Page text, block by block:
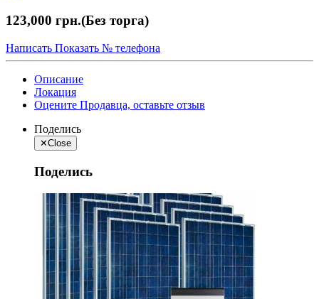
123,000 грн.(Без торга)
Написать Показать № телефона
Описание
Локация
Оцените Продавца, оставьте отзыв
Поделись
✕Close
Поделись